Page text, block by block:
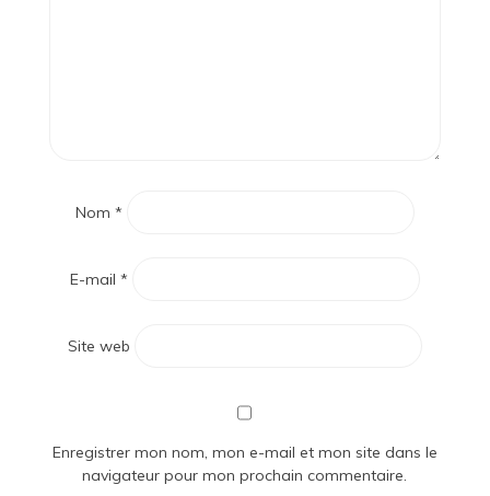
Nom *
E-mail *
Site web
Enregistrer mon nom, mon e-mail et mon site dans le
navigateur pour mon prochain commentaire.